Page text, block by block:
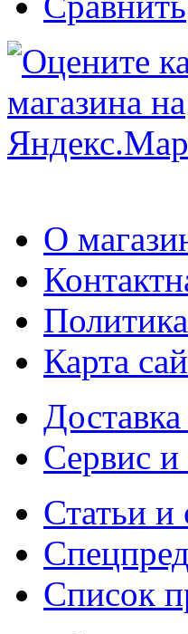
О
Карта
Сервис и
Статьи и
Список